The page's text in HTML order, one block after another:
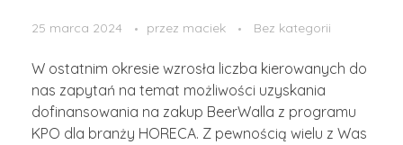
25 marca 2024 przez maciek Bez kategorii
W ostatnim okresie wzrosła liczba kierowanych do
nas zapytań na temat możliwości uzyskania
dofinansowania na zakup BeerWalla z programu
KPO dla branży HORECA. Z pewnością wielu z Was